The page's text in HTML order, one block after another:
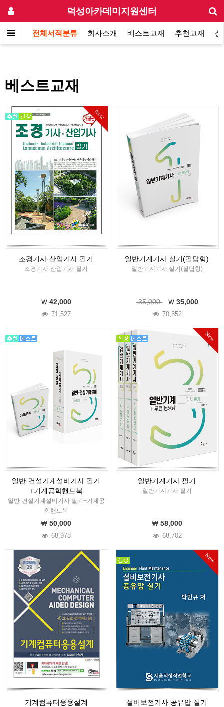
덕성아카데미지원센터
전체서적분류 회사소개 베스트교재 추천교재
베스트교재
New
조경기사·산업기사 필기
조경기사·산업기사 필기
42,000
71,527
일반기계기사 실기(필답형)
일반기계기사 실기(필답형)
35,000 35,000
70,352
일반·건설기계설비기사 필기
+기계공학핸드북
일반·건설기계설비기사 필기+기계공
학핸드북
50,000
68,978
New
일반기계기사 필기
일반기계기사 필기
58,000
68,702
기계컴퓨터응용설계
New
설비보전기사 공유압 실기